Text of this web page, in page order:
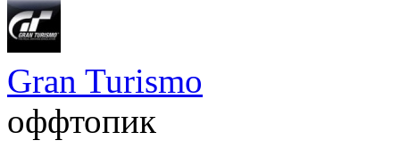
Gran Turismo
оффтопик